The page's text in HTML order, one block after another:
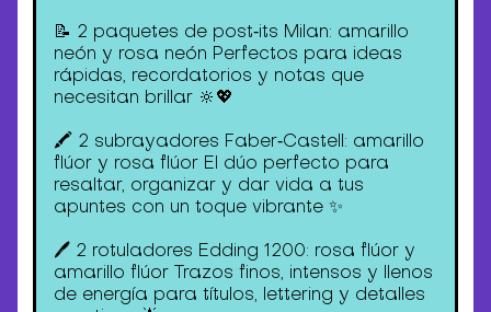
📝 2 paquetes de post‑its Milan: amarillo
neón y rosa neón Perfectos para ideas
rápidas, recordatorios y notas que
necesitan brillar 🔆💖
🖍️ 2 subrayadores Faber‑Castell: amarillo
flúor y rosa flúor El dúo perfecto para
resaltar, organizar y dar vida a tus
apuntes con un toque vibrante ✨
🖊️ 2 rotuladores Edding 1200: rosa flúor y
amarillo flúor Trazos finos, intensos y llenos
de energía para títulos, lettering y detalles